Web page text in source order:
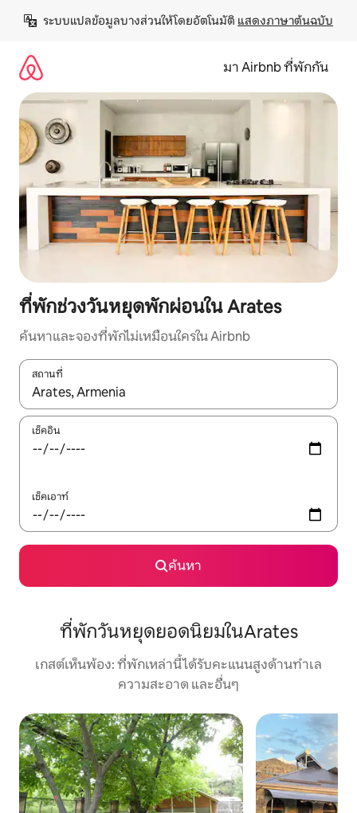
เนื้อหา
ระบบแปลข้อมูลบางส่วนให้โดยอัตโนมัติ แสดงภาษาต้นฉบับ
มา Airbnb ที่พักกัน
ที่พักช่วงวันหยุดพักผ่อนใน Arates
ค้นหาและจองที่พักไม่เหมือนใครใน Airbnb
สถานที่
ใช้ลูกศรขึ้นลง หรือใช้การสัมผัสหรือปัด เพื่อสำรวจผลการค้นหา
เช็คอิน
เช็คเอาท์
ค้นหา
ที่พักวันหยุดยอดนิยมในArates
เกสต์เห็นพ้อง: ที่พักเหล่านี้ได้รับคะแนนสูงด้านทำเล
ความสะอาด และอื่นๆ